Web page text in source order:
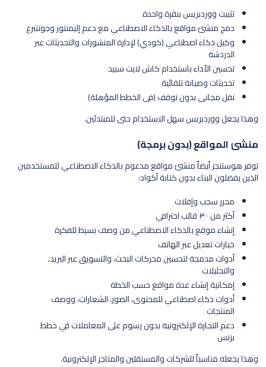
تثبيت ووردبريس بنقرة واحدة
دمج منشئ مواقع بالذكاء الاصطناعي مع دعم إليمنتور وجوتنبرغ
وكيل ذكاء اصطناعي (كودي) لإدارة المنشورات والتحديثات عبر
الدردشة
تحسين الأداء باستخدام كاش لايت سبيد
تحديثات وصيانة تلقائية
نقل مجاني بدون توقف (في الخطط المؤهلة)
وهذا يجعل ووردبريس سهل الاستخدام حتى للمبتدئين.
منشئ المواقع (بدون برمجة)
توفر هوستنجر أيضاً منشئ مواقع مدعوم بالذكاء الاصطناعي للمستخدمين
الذين يفضلون البناء بدون كتابة أكواد:
محرر سحب وإفلات
أكثر من ٣٠٠ قالب احترافي
إنشاء موقع بالذكاء الاصطناعي من وصف بسيط للفكرة
خيارات تعديل عبر الهاتف
أدوات مدمجة لتحسين محركات البحث، والتسويق عبر البريد،
والتحليلات
إمكانية إنشاء عدة مواقع حسب الخطة
أدوات ذكاء اصطناعي للمحتوى، الصور، الشعارات، ووصف
المنتجات
دعم التجارة الإلكترونية بدون رسوم على المعاملات في خطط
بزنس
وهذا يجعله مناسباً للشركات والمستقلين والمتاجر الإلكترونية.